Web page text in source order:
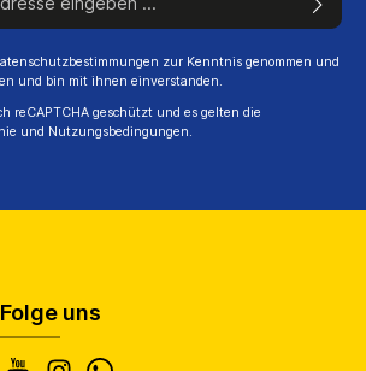
zur Kenntnis genommen und
und bin mit ihnen einverstanden.
reCAPTCHA geschützt und es gelten die
und Nutzungsbedingungen.
Folge uns